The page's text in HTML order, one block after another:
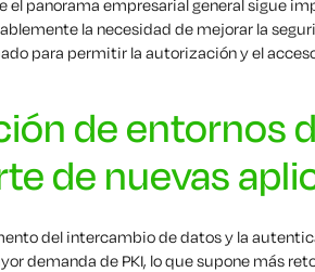
el panorama empresarial general sigue
la necesidad de mejorar la
para permitir la autorización y el
de entornos
de nuevas
del intercambio de datos y la
demanda de PKI, lo que supone más